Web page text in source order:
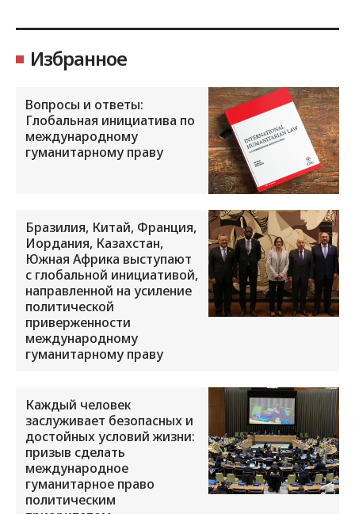
Избранное
Вопросы и ответы:
Глобальная инициатива по
международному
гуманитарному праву
Бразилия, Китай, Франция,
Иордания, Казахстан,
Южная Африка выступают
с глобальной инициативой,
направленной на усиление
политической
приверженности
международному
гуманитарному праву
Каждый человек
заслуживает безопасных и
достойных условий жизни:
призыв сделать
международное
гуманитарное право
политическим